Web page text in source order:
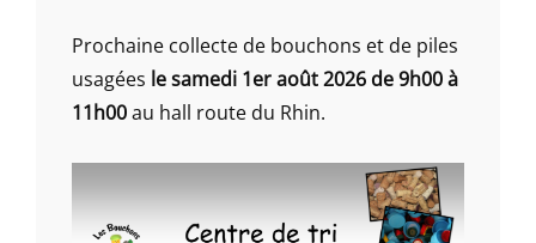
Prochaine collecte de bouchons et de piles
usagées le samedi 1er août 2026 de 9h00 à
11h00au hall route du Rhin.